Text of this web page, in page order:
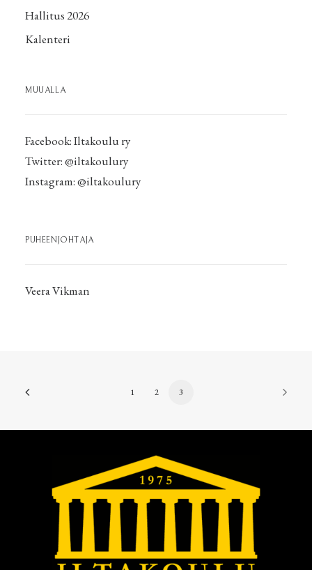
Hallitus 2026
Kalenteri
MUUALLA
Facebook:Iltakoulu ry
Twitter:@iltakoulury
Instagram:@iltakoulury
PUHEENJOHTAJA
Veera Vikman
1 2 3